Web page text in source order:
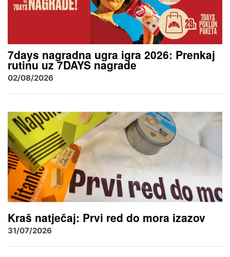
7days nagradna ugra igra 2026: Prenkaj
rutinu uz 7DAYS nagrade
02/08/2026
Kraš natječaj: Prvi red do mora izazov
31/07/2026